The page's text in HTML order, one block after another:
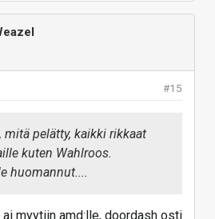
#15
mitä pelätty, kaikki rikkaat
kuten Wahlroos.
huomannut....
myytiin amd:lle, doordash osti